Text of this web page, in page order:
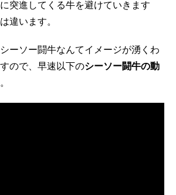
突進してくる牛を避けていきます
違います。
ーソー闘牛なんてイメージが湧くわ
ので、早速以下のシーソー闘牛の動